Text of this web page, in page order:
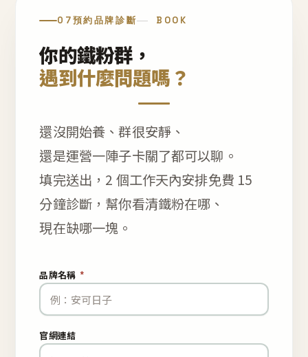
07預約品牌診斷 BOOK
你的鐵粉群，
遇到什麼問題嗎？
還沒開始養、群很安靜、
還是運營一陣子卡關了都可以聊。
填完送出，2 個工作天內安排免費 15
分鐘診斷，幫你看清鐵粉在哪、
現在缺哪一塊。
品牌名稱 *
官網連結